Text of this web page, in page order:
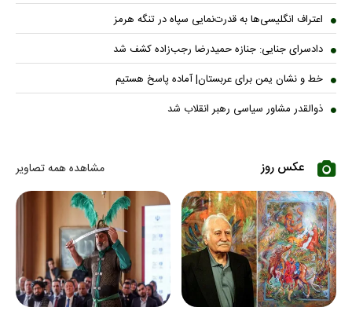
اعتراف انگلیسی‌ها به قدرت‌نمایی سپاه در تنگه هرمز
دادسرای جنایی: جنازه حمیدرضا رجب‌زاده کشف شد
خط و نشان یمن برای عربستان| آماده پاسخ هستیم
ذوالقدر مشاور سیاسی رهبر انقلاب شد
عکس روز مشاهده همه تصاویر